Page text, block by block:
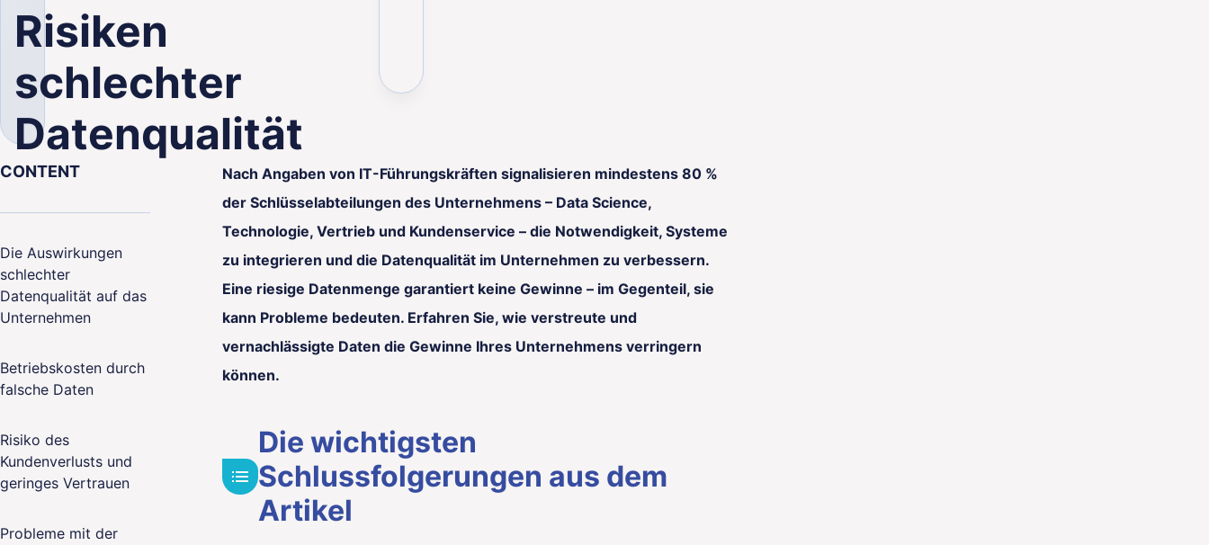
Risiken
schlechter
Datenqualität
CONTENT
Die Auswirkungen
schlechter
Datenqualität auf das
Unternehmen
Betriebskosten durch
falsche Daten
Risiko des
Kundenverlusts und
geringes Vertrauen
Probleme mit der
Nach Angaben von IT-Führungskräften signalisieren mindestens 80 %
der Schlüsselabteilungen des Unternehmens – Data Science,
Technologie, Vertrieb und Kundenservice – die Notwendigkeit, Systeme
zu integrieren und die Datenqualität im Unternehmen zu verbessern.
Eine riesige Datenmenge garantiert keine Gewinne – im Gegenteil, sie
kann Probleme bedeuten. Erfahren Sie, wie verstreute und
vernachlässigte Daten die Gewinne Ihres Unternehmens verringern
können.
Die wichtigsten
Schlussfolgerungen aus dem
Artikel